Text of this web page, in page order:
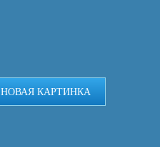
НОВАЯ КАРТИНКА